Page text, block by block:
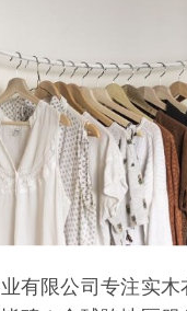
有限公司 专注实木